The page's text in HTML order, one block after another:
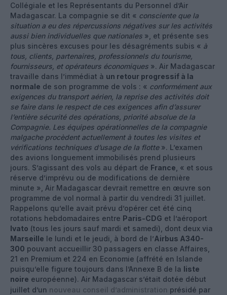
Collégiale et les Représentants du Personnel d’Air
Madagascar. La compagnie se dit « consciente que la
situation a eu des répercussions négatives sur les activités
aussi bien individuelles que nationales », et présente ses
plus sincères excuses pour les désagréments subis « à
tous, clients, partenaires, professionnels du tourisme,
fournisseurs, et opérateurs économiques ». Air Madagascar
travaille dans l’immédiat à un retour progressif à la
normale de son programme de vols : « conformément aux
exigences du transport aérien, la reprise des activités doit
se faire dans le respect de ces exigences afin d’assurer
l’entière sécurité des opérations, priorité absolue de la
Compagnie. Les équipes opérationnelles de la compagnie
malgache procèdent actuellement à toutes les visites et
vérifications techniques d’usage de la flotte». L’examen
des avions longuement immobilisés prend plusieurs
jours. S’agissant des vols au départ de France , « et sous
réserve d’imprévu ou de modifications de dernière
minute », Air Madagascar devrait remettre en œuvre son
programme de vol normal à partir du vendredi 31 juillet.
Rappelons qu’elle avait prévu d’opérer cet été cinq
rotations hebdomadaires entre Paris-CDG et l’aéroport
Ivato (tous les jours sauf mardi et samedi), dont deux via
Marseille le lundi et le jeudi, à bord de l’Airbus A340-
300 pouvant accueillir 30 passagers en classe Affaires,
21 en Premium et 224 en Economie (affrété en Islande
puisqu’elle figure toujours dans l’Annexe B de la liste
noire européenne). Air Madagascar s’était dotée début
juillet d’un nouveau conseil d’administration présidé par